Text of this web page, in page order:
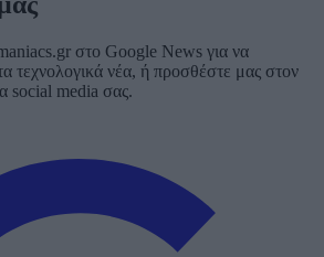
στο Google News για να
τεχνολογικά νέα, ή προσθέστε μας στον
social media σας.